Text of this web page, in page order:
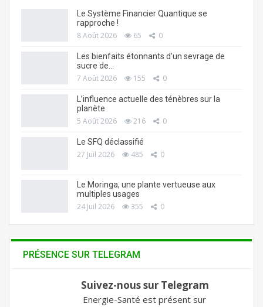
Le Système Financier Quantique se
rapproche !
8 Août 2026 65 0
Les bienfaits étonnants d’un sevrage de
sucre de…
7 Août 2026 155 0
L’influence actuelle des ténèbres sur la
planète
5 Août 2026 216 0
Le SFQ déclassifié
27 Juil 2026 485 0
Le Moringa, une plante vertueuse aux
multiples usages
24 Juil 2026 355 0
PRÉSENCE SUR TELEGRAM
Suivez-nous sur Telegram
Energie-Santé est présent sur